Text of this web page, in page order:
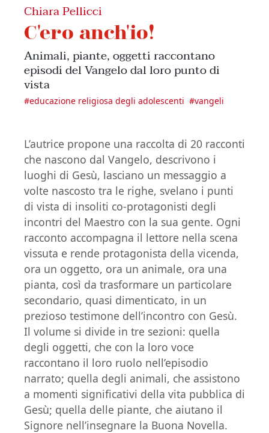
Chiara Pellicci
C'ero anch'io!
Animali, piante, oggetti raccontano
episodi del Vangelo dal loro punto di
vista
#educazione religiosa degli adolescenti #vangeli
L’autrice propone una raccolta di 20 racconti
che nascono dal Vangelo, descrivono i
luoghi di Gesù, lasciano un messaggio a
volte nascosto tra le righe, svelano i punti
di vista di insoliti co-protagonisti degli
incontri del Maestro con la sua gente. Ogni
racconto accompagna il lettore nella scena
vissuta e rende protagonista della vicenda,
ora un oggetto, ora un animale, ora una
pianta, così da trasformare un particolare
secondario, quasi dimenticato, in un
prezioso testimone dell’incontro con Gesù.
Il volume si divide in tre sezioni: quella
degli oggetti, che con la loro voce
raccontano il loro ruolo nell’episodio
narrato; quella degli animali, che assistono
a momenti significativi della vita pubblica di
Gesù; quella delle piante, che aiutano il
Signore nell’insegnare la Buona Novella.